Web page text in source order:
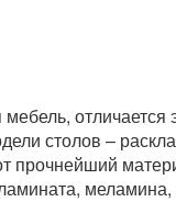
столов –
прочнейший
меламина,